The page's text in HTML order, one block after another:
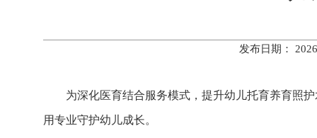
发布日期：
为深化医育结合服务模式，提升幼儿托育养育照
用专业守护幼儿成长。